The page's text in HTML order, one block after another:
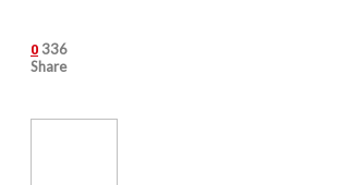
0 336
Share